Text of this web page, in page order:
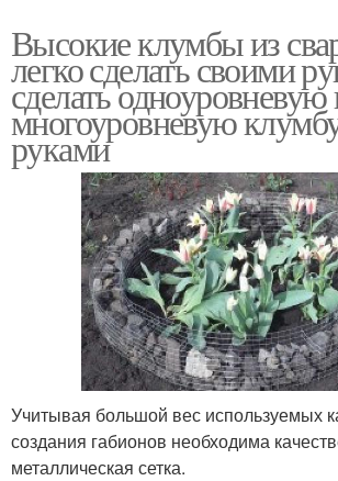
Высокие клумбы из
легко сделать своими
сделать одноуровневую
многоуровневую
руками
Учитывая большой вес используемых
создания габионов необходима
металлическая сетка.